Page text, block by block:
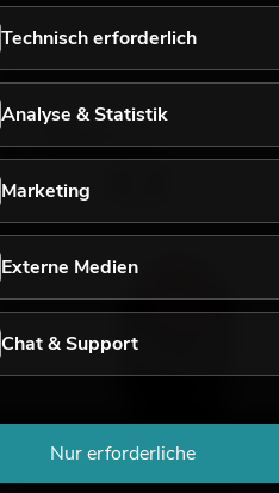
EUROLITE LED TMH Bar B240 Moving-
Technisch erforderlich
Analyse & Statistik
Marketing
Externe Medien
Chat & Support
Nur erforderliche